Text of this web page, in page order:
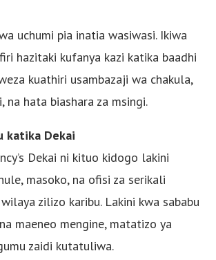
uchumi pia inatia wasiwasi. Ikiwa
hazitaki kufanya kazi katika baadhi
kuathiri usambazaji wa chakula,
na hata biashara za msingi.
katika Dekai
Dekai ni kituo kidogo lakini
masoko, na ofisi za serikali
zilizo karibu. Lakini kwa sababu
maeneo mengine, matatizo ya
zaidi kutatuliwa.